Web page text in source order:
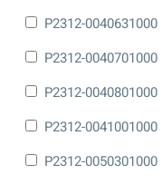
P2312-0040631000
P2312-0040701000
P2312-0040801000
P2312-0041001000
P2312-0050301000